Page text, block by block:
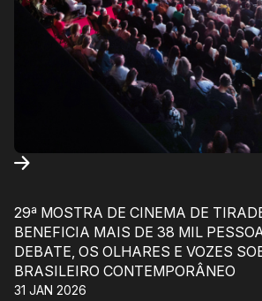
29ª MOSTRA DE CINEMA DE
BENEFICIA MAIS DE 38 MIL
DEBATE, OS OLHARES E VOZES
BRASILEIRO CONTEMPORÂNEO
31 JAN 2026